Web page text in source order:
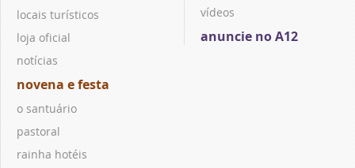
locais turísticos
loja oficial
notícias
novena e festa
o santuário
pastoral
rainha hotéis
vídeos
anuncie no A12